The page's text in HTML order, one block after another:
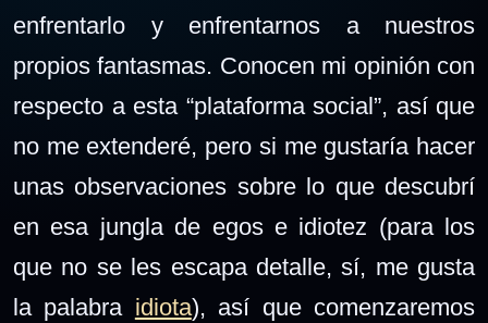
enfrentarlo y enfrentarnos a nuestros
propios fantasmas. Conocen mi opinión con
respecto a esta “plataforma social”, así que
no me extenderé, pero si me gustaría hacer
unas observaciones sobre lo que descubrí
en esa jungla de egos e idiotez (para los
que no se les escapa detalle, sí, me gusta
la palabra idiota), así que comenzaremos